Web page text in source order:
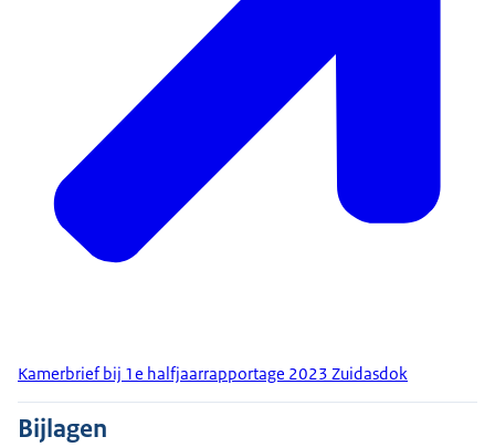
Kamerbrief bij 1e halfjaarrapportage 2023 Zuidasdok
Bijlagen